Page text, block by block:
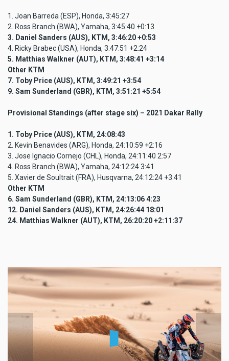
1. Joan Barreda (ESP), Honda, 3:45:27
2. Ross Branch (BWA), Yamaha, 3:45:40 +0:13
3. Daniel Sanders (AUS), KTM, 3:46:20 +0:53
4. Ricky Brabec (USA), Honda, 3:47:51 +2:24
5. Matthias Walkner (AUT), KTM, 3:48:41 +3:14
Other KTM
7. Toby Price (AUS), KTM, 3:49:21 +3:54
9. Sam Sunderland (GBR), KTM, 3:51:21 +5:54
Provisional Standings (after stage six) – 2021 Dakar Rally
1. Toby Price (AUS), KTM, 24:08:43
2. Kevin Benavides (ARG), Honda, 24:10:59 +2:16
3. Jose Ignacio Cornejo (CHL), Honda, 24:11:40 2:57
4. Ross Branch (BWA), Yamaha, 24:12:24 3:41
5. Xavier de Soultrait (FRA), Husqvarna, 24:12:24 +3:41
Other KTM
6. Sam Sunderland (GBR), KTM, 24:13:06 4:23
12. Daniel Sanders (AUS), KTM, 24:26:44 18:01
24. Matthias Walkner (AUT), KTM, 26:20:20 +2:11:37